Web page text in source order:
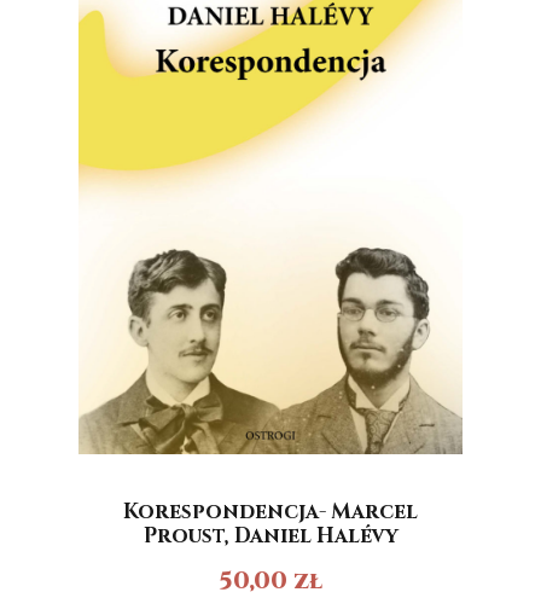
Korespondencja- Marcel
Proust, Daniel Halévy
50,00 zł